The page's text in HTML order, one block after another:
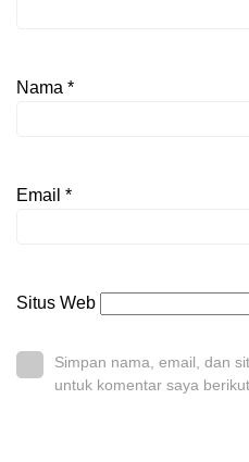
Nama *
Email *
Situs Web
Simpan nama, email, dan
untuk komentar saya